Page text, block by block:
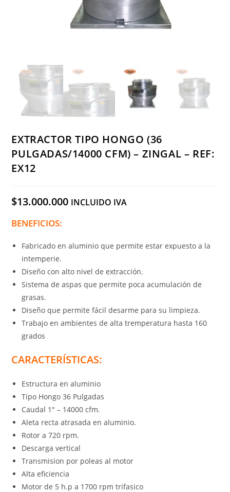
EXTRACTOR TIPO HONGO (36
PULGADAS/14000 CFM) – ZINGAL – REF:
EX12
$13.000.000 INCLUIDO IVA
BENEFICIOS:
Fabricado en aluminio que permite estar expuesto a la
intemperie.
Diseño con alto nivel de extracción.
Sistema de aspas que permite poca acumulación de
grasas.
Diseño que permite fácil desarme para su limpieza.
Trabajo en ambientes de alta tremperatura hasta 160
grados
CARACTERÍSTICAS:
Estructura en aluminio
Tipo Hongo 36 Pulgadas
Caudal 1″ – 14000 cfm.
Aleta recta atrasada en aluminio.
Rotor a 720 rpm.
Descarga vertical
Transmision por poleas al motor
Alta eficiencia
Motor de 5 h.p a 1700 rpm trifasico